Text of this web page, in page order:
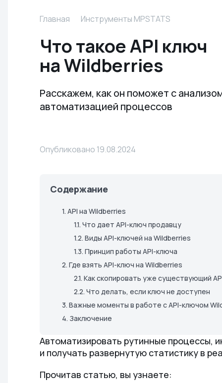
Главная Инструменты MPSTATS
Что такое API ключ
на Wildberries
Расскажем, как он поможет с
автоматизацией процессов
Опубликовано 19.08.2024
Содержание
1. API на Wildberries
1.1. Что дает API-ключ продавцу
1.2. Виды API-ключей на Wildberries
1.3. Принцип работы API-ключа
2. Где взять API-ключ на Wildberries
2.1. Как скопировать уже существующий
2.2. Что делать, если ключ не доступен
3. Важные моменты в работе с API-ключом
4. Заключение
Автоматизировать рутинные процессы,
и получать развернутую статистику в
Прочитав статью, вы узнаете: